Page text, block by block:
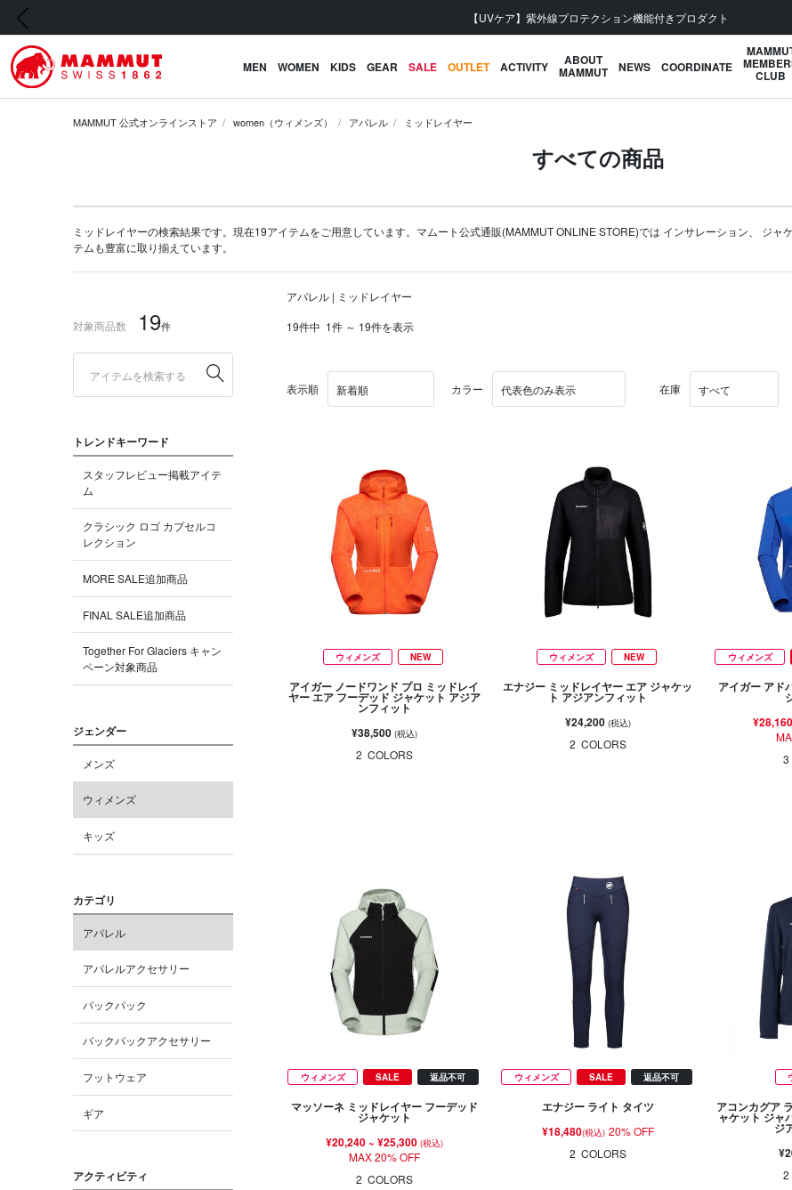
会員登録で【5,500円 (税込) 以上 送料無料】
前の画像
MEN WOMEN KIDS GEAR SALE OUTLET ACTIVITY ABOUT
MAMMUT NEWS COORDINATE
CLUB
MAMMUT 公式オンラインストア women（ウィメンズ） アパレル ミッドレイヤー
すべての商品
ミッドレイヤーの検索結果です。現在19アイテムをご用意しています。マムート公式通販(MAMMUT ONLINE STORE)では インサレーション ジャ
テムも豊富に取り揃えています。
対象商品数 19件
トレンドキーワード
スタッフレビュー掲載アイテ
ム
クラシック ロゴ カプセルコ
レクション
MORE SALE追加商品
FINAL SALE追加商品
Together For Glaciers キャン
ペーン対象商品
ジェンダー
メンズ
ウィメンズ
キッズ
カテゴリ
アパレル
アパレルアクセサリー
バックパック
バックパックアクセサリー
フットウェア
ギア
アクティビティ
アパレル | ミッドレイヤー
19件中 1件 ～ 19件を表示
表示順 カラー 在庫
ウィメンズ NEW
アイガー ノードワンド プロ ミッドレイ
ヤー エア フーデッド ジャケット アジア
ンフィット
¥38,500 (税込)
2 COLORS
ウィメンズ NEW
エナジー ミッドレイヤー エア ジャケッ
ト アジアンフィット
¥24,200 (税込)
2 COLORS
ウィメンズ
アイガー アド
¥28,160
3
ウィメンズ SALE 返品不可
マッソーネ ミッドレイヤー フーデッド
ジャケット
¥20,240~ ¥25,300 (税込)
MAX 20% OFF
2 COLORS
ウィメンズ SALE 返品不可
エナジー ライト タイツ
¥18,480(税込) 20% OFF
2 COLORS
アコンカグア
ャケット ジャ
ジ
2